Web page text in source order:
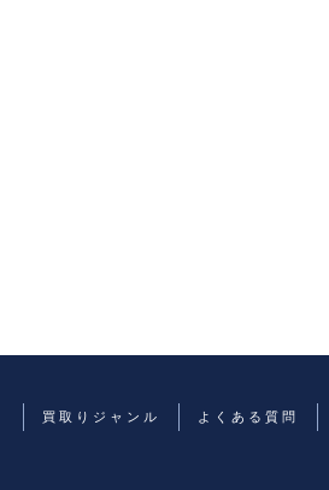
買取りジャンル よくある質問